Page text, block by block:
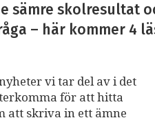
skolresultat
– här kommer 4
vi tar del av i det
för att hitta
att skriva in ett ämne